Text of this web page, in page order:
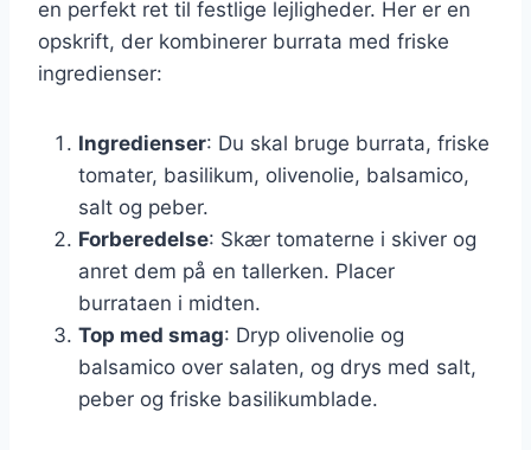
en perfekt ret til festlige lejligheder. Her er en
opskrift, der kombinerer burrata med friske
ingredienser:
Ingredienser: Du skal bruge burrata, friske
tomater, basilikum, olivenolie, balsamico,
salt og peber.
Forberedelse: Skær tomaterne i skiver og
anret dem på en tallerken. Placer
burrataen i midten.
Top med smag: Dryp olivenolie og
balsamico over salaten, og drys med salt,
peber og friske basilikumblade.